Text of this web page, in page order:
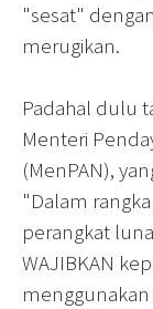
"sesat"
merugikan.
Padahal dulu
Menteri
(MenPAN),
"Dalam
perangkat
WAJIBKAN